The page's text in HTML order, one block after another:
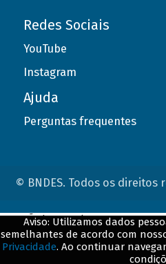
Redes Sociais
YouTube
Instagram
Ajuda
Perguntas frequentes
© BNDES. Todos os direitos
Aviso: Utilizamos dados
semelhantes de acordo com
Privacidade. Ao continuar
ConteÃºdo complementar
${title}${badge}